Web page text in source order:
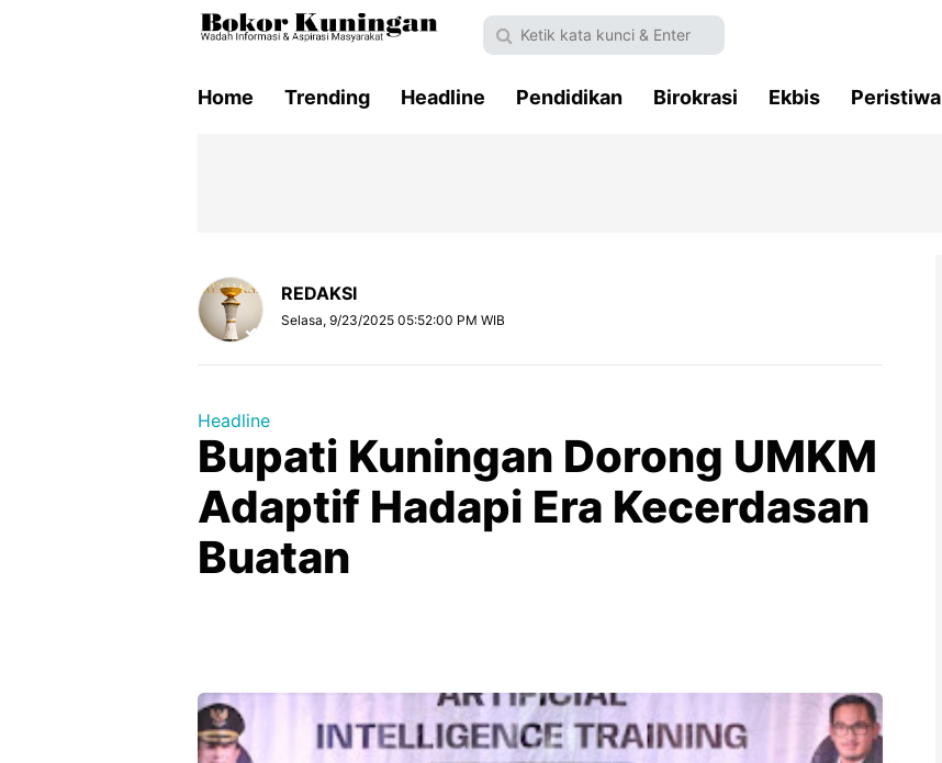
Home Trending Headline Pendidikan Birokrasi Ekbis Peristiwa
REDAKSI
Selasa, 9/23/2025 05:52:00 PM WIB
Headline
Bupati Kuningan Dorong UMKM
Adaptif Hadapi Era Kecerdasan
Buatan